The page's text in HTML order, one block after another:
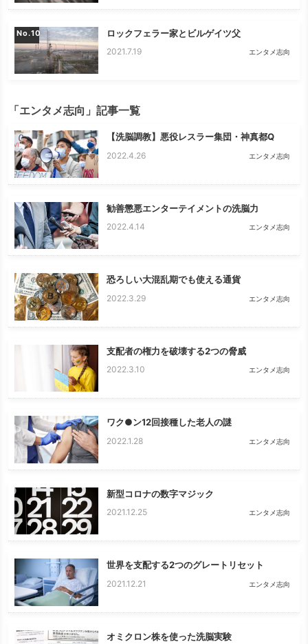
No. ロックフェラー家とビルゲイツ父
2021.7.19 エンタメ志向
「エンタメ志向」記事一覧
【洗脳調教】悪役レスラー集団・神真都Q
2022.4.26 エンタメ志向
勧善懲悪エンターテイメントの洗脳力
2022.4.14 エンタメ志向
恐ろしい大混乱期でも使える通貨
2022.3.29 エンタメ志向
支配者の権力を破壊する2つの脅威
2022.3.10 エンタメ志向
ワク●ン12回接種した老人の謎
2022.1.28 エンタメ志向
新型コロナの数字マジック
2021.12.25 エンタメ志向
世界を支配する2つのグレートリセット
2021.12.21 エンタメ志向
オミクロン株を使った洗脳実験